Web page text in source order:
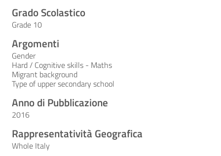
Grado Scolastico
Grade 10
Argomenti
Gender
Hard / Cognitive skills - Maths
Migrant background
Type of upper secondary school
Anno di Pubblicazione
2016
Rappresentatività Geografica
Whole Italy